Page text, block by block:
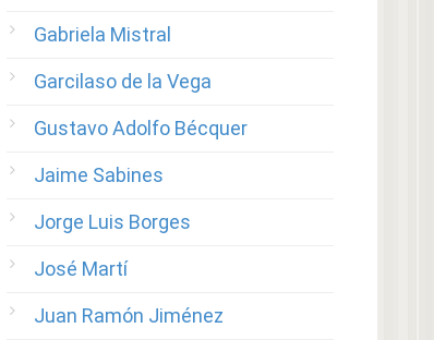
Gabriela Mistral
Garcilaso de la Vega
Gustavo Adolfo Bécquer
Jaime Sabines
Jorge Luis Borges
José Martí
Juan Ramón Jiménez